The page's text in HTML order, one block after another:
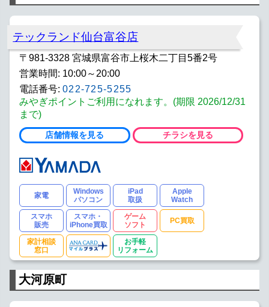
テックランド仙台富谷店
〒981-3328 宮城県富谷市上桜木二丁目5番2号
営業時間: 10:00～20:00
電話番号: 022-725-5255
みやぎポイントご利用になれます。(期限 2026/12/31
まで)
店舗情報を見る チラシを見る
家電
Windows
パソコン
iPad
取扱
Apple
Watch
スマホ
販売
スマホ・
iPhone買取
ゲーム
ソフト
PC買取
家計相談
窓口
お手軽
リフォーム
大河原町